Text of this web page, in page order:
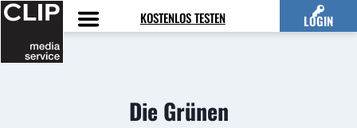
Zum
Inhalt
springen
KOSTENLOS TESTEN LOGIN
Die Grünen